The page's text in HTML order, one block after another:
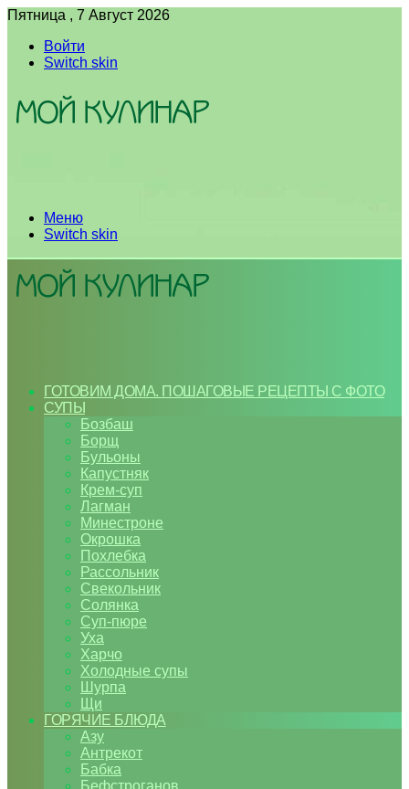
Пятница , 7 Август 2026
Войти
Switch skin
Меню
Switch skin
ГОТОВИМ ДОМА. ПОШАГОВЫЕ РЕЦЕПТЫ С ФОТО
СУПЫ
Бозбаш
Борщ
Бульоны
Капустняк
Крем-суп
Лагман
Минестроне
Окрошка
Похлебка
Рассольник
Свекольник
Солянка
Суп-пюре
Уха
Харчо
Холодные супы
Шурпа
Щи
ГОРЯЧИЕ БЛЮДА
Азу
Антрекот
Бабка
Бефстроганов